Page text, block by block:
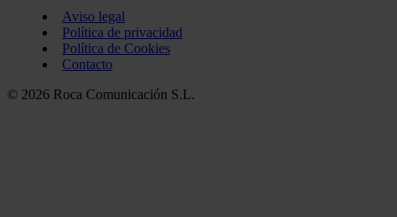
Aviso legal
Política de privacidad
Política de Cookies
Contacto
© 2026 Roca Comunicación S.L.